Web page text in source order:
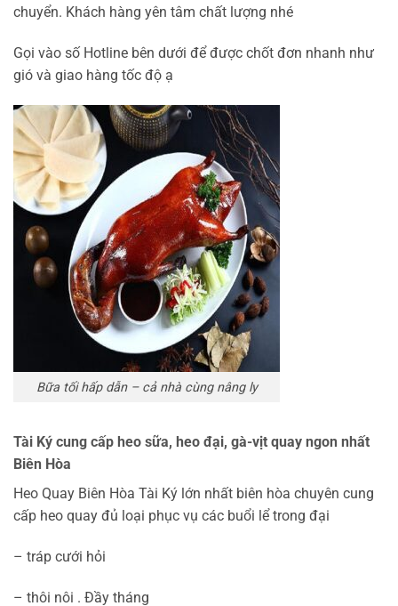
chuyển. Khách hàng yên tâm chất lượng nhé
Gọi vào số Hotline bên dưới để được chốt đơn nhanh như
gió và giao hàng tốc độ ạ
Bữa tối hấp dẫn – cả nhà cùng nâng ly
Tài Ký cung cấp heo sữa, heo đại, gà-vịt quay ngon nhất
Biên Hòa
Heo Quay Biên Hòa Tài Ký lớn nhất biên hòa chuyên cung
cấp heo quay đủ loại phục vụ các buổi lể trong đại
– tráp cưới hỏi
– thôi nôi . Đầy tháng